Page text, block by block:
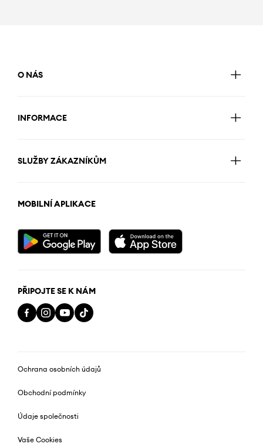
O NÁS
INFORMACE
SLUŽBY ZÁKAZNÍKŮM
MOBILNÍ APLIKACE
PŘIPOJTE SE K NÁM
Ochrana osobních údajů
Obchodní podmínky
Údaje společnosti
Vaše Cookies